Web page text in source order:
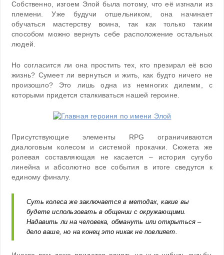
Собственно, изгоем Элой была потому, что её изгнали из
племени. Уже будучи отшельником, она начинает
обучаться мастерству воина, так как только таким
способом можно вернуть себе расположение остальных
людей.
Но согласится ли она простить тех, кто презирал её всю
жизнь? Сумеет ли вернуться и жить, как будто ничего не
произошло? Это лишь одна из немногих дилемм, с
которыми придется сталкиваться нашей героине.
Присутствующие элементы RPG ограничиваются
диалоговым колесом и системой прокачки. Сюжета же
ролевая составляющая не касается – история сугубо
линейна и абсолютно все события в итоге сведутся к
единому финалу.
Суть колеса же заключается в методах, какие вы
будете использовать в общении с окружающими.
Надавить ли на человека, обмануть или открыться –
дело ваше, но на конец это никак не повлияет.